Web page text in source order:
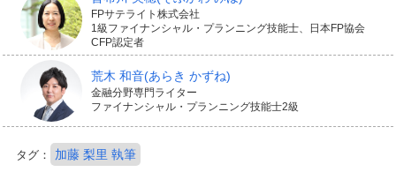
FPサテライト株式会社
1級ファイナンシャル・プランニング技能士、日本FP協会
CFP認定者
荒木 和音(あらき かずね)
金融分野専門ライター
ファイナンシャル・プランニング技能士2級
タグ： 加藤 梨里 執筆